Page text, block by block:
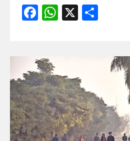
Facebook
WhatsApp
X